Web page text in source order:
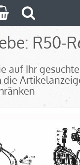
R50-
auf Ihr
die